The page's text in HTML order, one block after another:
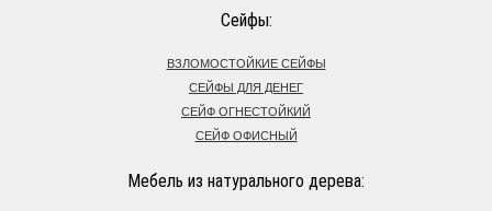
Сейфы:
ВЗЛОМОСТОЙКИЕ СЕЙФЫ
СЕЙФЫ ДЛЯ ДЕНЕГ
СЕЙФ ОГНЕСТОЙКИЙ
СЕЙФ ОФИСНЫЙ
Мебель из натурального дерева: